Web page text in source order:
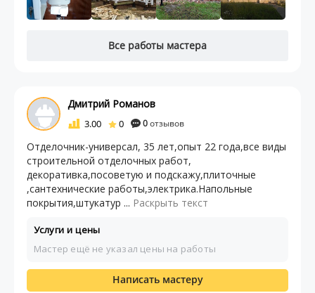
Все работы мастера
Дмитрий Романов
3.00 0 0отзывов
Отделочник-универсал, 35 лет,опыт 22 года,все виды
строительной отделочных работ,
декоративка,посоветую и подскажу,плиточные
,сантехнические работы,электрика.Напольные
покрытия,штукатур ... Раскрыть текст
Услуги и цены
Мастер ещё не указал цены на работы
Написать мастеру